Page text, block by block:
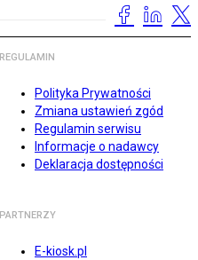
REGULAMIN
Polityka Prywatności
Zmiana ustawień zgód
Regulamin serwisu
Informacje o nadawcy
Deklaracja dostępności
PARTNERZY
E-kiosk.pl